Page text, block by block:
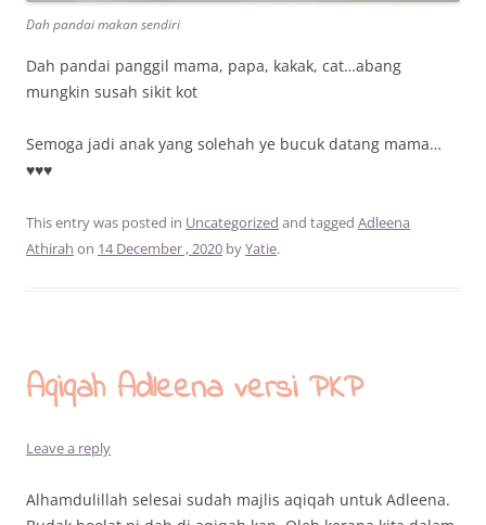
Dah pandai makan sendiri
Dah pandai panggil mama, papa, kakak, cat…abang
mungkin susah sikit kot
Semoga jadi anak yang solehah ye bucuk datang mama…
♥️♥️♥️
This entry was posted in Uncategorized and tagged Adleena
Athirah on 14 December , 2020 byYatie.
Aqiqah Adleena versi PKP
Leave a reply
Alhamdulillah selesai sudah majlis aqiqah untuk Adleena.